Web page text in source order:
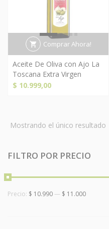
Comprar Ahora!
Aceite De Oliva con Ajo La
Toscana Extra Virgen
$ 10.999,00
Mostrando el único resultado
FILTRO POR PRECIO
Precio: $ 10.990 — $ 11.000